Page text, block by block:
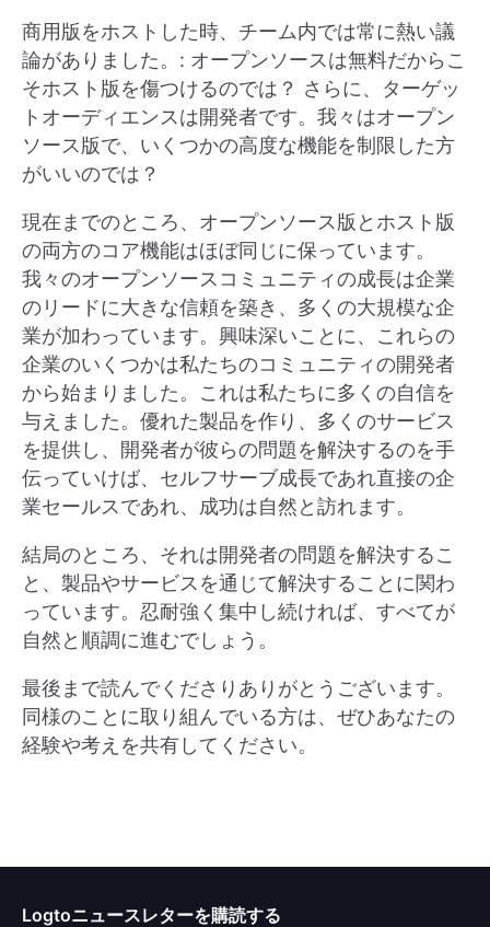
商用版をホストした時、チーム内では常に熱い議
論がありました。: オープンソースは無料だからこ
そホスト版を傷つけるのでは？ さらに、ターゲッ
トオーディエンスは開発者です。我々はオープン
ソース版で、いくつかの高度な機能を制限した方
がいいのでは？
現在までのところ、オープンソース版とホスト版
の両方のコア機能はほぼ同じに保っています。
我々のオープンソースコミュニティの成長は企業
のリードに大きな信頼を築き、多くの大規模な企
業が加わっています。興味深いことに、これらの
企業のいくつかは私たちのコミュニティの開発者
から始まりました。これは私たちに多くの自信を
与えました。優れた製品を作り、多くのサービス
を提供し、開発者が彼らの問題を解決するのを手
伝っていけば、セルフサーブ成長であれ直接の企
業セールスであれ、成功は自然と訪れます。
結局のところ、それは開発者の問題を解決するこ
と、製品やサービスを通じて解決することに関わ
っています。忍耐強く集中し続ければ、すべてが
自然と順調に進むでしょう。
最後まで読んでくださりありがとうございます。
同様のことに取り組んでいる方は、ぜひあなたの
経験や考えを共有してください。
Logtoニュースレターを購読する